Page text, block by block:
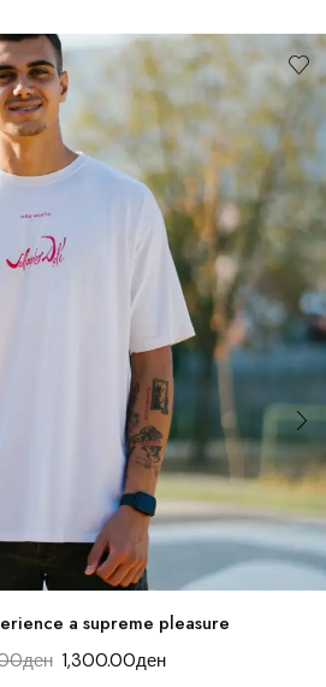
a supreme pleasure
ден 1,300.00ден